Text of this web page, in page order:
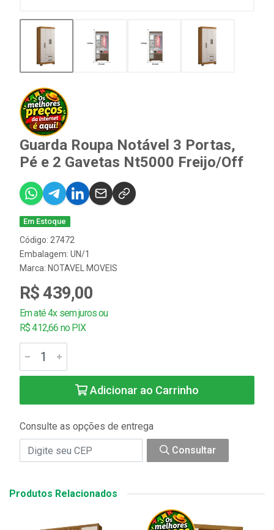
Guarda Roupa Notável 3 Portas,
Pé e 2 Gavetas Nt5000 Freijo/Off
Em Estoque
Código: 27472
Embalagem: UN/1
Marca: NOTAVEL MOVEIS
R$ 439,00
Em até 4x sem juros ou
R$ 412,66 no PIX
Adicionar ao Carrinho
Consulte as opções de entrega
Consultar
Produtos Relacionados